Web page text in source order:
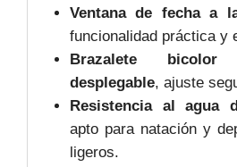
Ventana de fecha a
funcionalidad práctica y
Brazalete
desplegable, ajuste
Resistencia al agua
apto para natación y
ligeros.